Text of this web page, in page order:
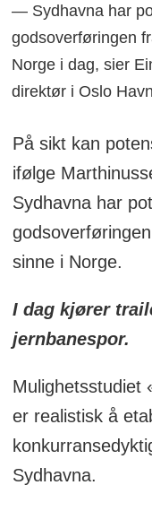
— Sydhavna har
godsoverføringen
Norge i dag, sier
direktør i Oslo
På sikt kan
ifølge
Sydhavna har
sinne i Norge.
I dag kjører
jernbanespor.
Mulighetsstudiet
er realistisk å
Sydhavna.